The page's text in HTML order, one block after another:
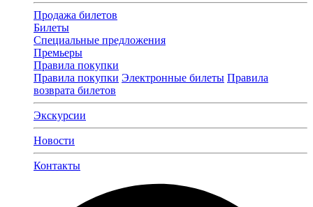
Продажа билетов
Билеты
Специальные предложения
Премьеры
Правила покупки
Правила покупки Электронные билеты Правила
возврата билетов
Экскурсии
Новости
Контакты